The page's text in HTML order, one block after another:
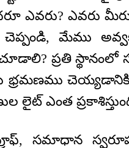
ఎవరు? ఎవరు
మేము
ప్రతి స్థానంలో
భ్రమణము
లైట్ ఎంత
సమాధాన